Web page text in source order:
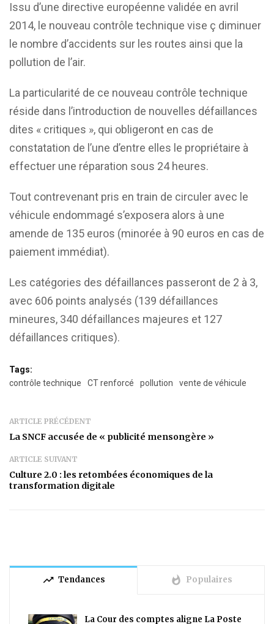
Issu d’une directive européenne validée en avril
2014, le nouveau contrôle technique vise ç diminuer
le nombre d’accidents sur les routes ainsi que la
pollution de l’air.
La particularité de ce nouveau contrôle technique
réside dans l’introduction de nouvelles défaillances
dites « critiques », qui obligeront en cas de
constatation de l’une d’entre elles le propriétaire à
effectuer une réparation sous 24 heures.
Tout contrevenant pris en train de circuler avec le
véhicule endommagé s’exposera alors à une
amende de 135 euros (minorée à 90 euros en cas de
paiement immédiat).
Les catégories des défaillances passeront de 2 à 3,
avec 606 points analysés (139 défaillances
mineures, 340 défaillances majeures et 127
défaillances critiques).
Tags:
contrôle technique
CT renforcé pollution vente de véhicule
ARTICLE PRÉCÉDENT
La SNCF accusée de « publicité mensongère »
ARTICLE SUIVANT
Culture 2.0 : les retombées économiques de la
transformation digitale
trending_up Tendances whatshot Populaires
La Cour des comptes aligne La Poste